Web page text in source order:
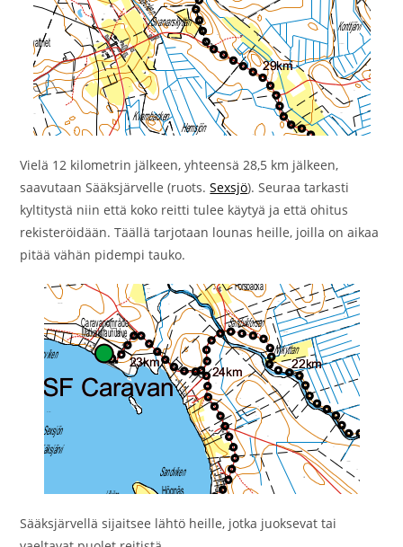
Vielä 12 kilometrin jälkeen, yhteensä 28,5 km jälkeen,
saavutaan Sääksjärvelle (ruots.Sexsjö). Seuraa tarkasti
kyltitystä niin että koko reitti tulee käytyä ja että ohitus
rekisteröidään. Täällä tarjotaan lounas heille, joilla on aikaa
pitää vähän pidempi tauko.
Sääksjärvellä sijaitsee lähtö heille, jotka juoksevat tai